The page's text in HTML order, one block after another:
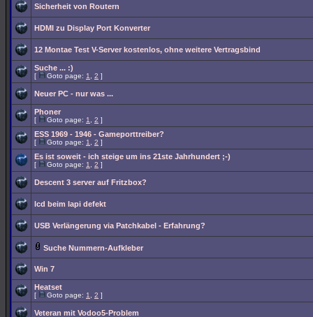
Sicherheit von Routern
HDMI zu Display Port Konverter
12 Montae Test V-Server kostenlos, ohne weitere Vertragsbind
Suche ... :)
[ Goto page: 1 2 ]
Neuer PC - nur was ...
Phoner
[ Goto page: 1 2 ]
ESS 1969 - 1946 - Gameporttreiber?
[ Goto page: 1 2 ]
Es ist soweit - ich steige um ins 21ste Jahrhundert ;-)
[ Goto page: 1 2 ]
Descent 3 server auf Fritzbox?
lcd beim lapi defekt
USB Verlängerung via Patchkabel - Erfahrung?
Suche Nummern-Aufkleber
Win 7
Heatset
[ Goto page: 1 2 ]
Veteran mit Vodoo5-Problem